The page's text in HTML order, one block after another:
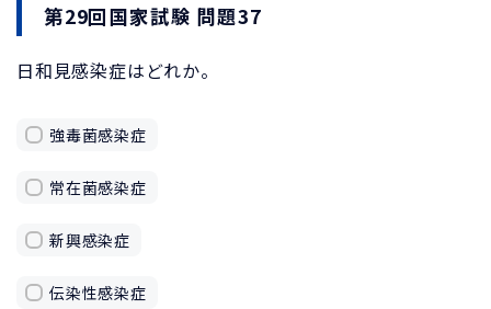
第29回国家試験 問題37
日和見感染症はどれか。
強毒菌感染症
常在菌感染症
新興感染症
伝染性感染症